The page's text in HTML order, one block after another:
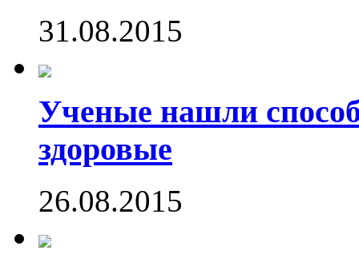
31.08.2015
Ученые нашли
здоровые
26.08.2015